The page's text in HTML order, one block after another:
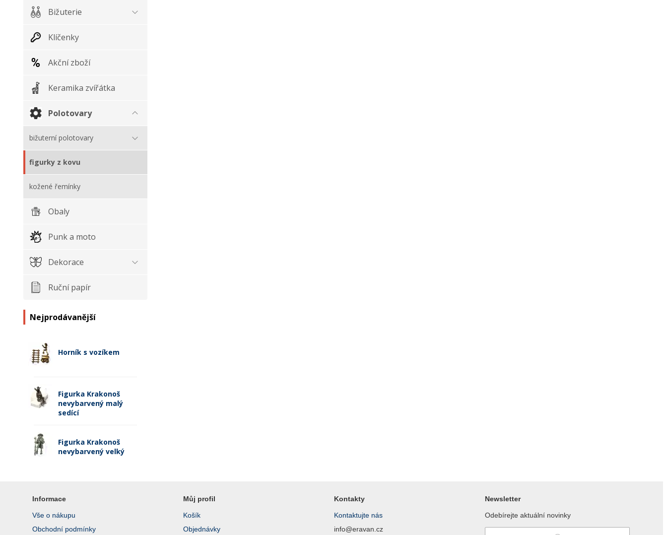
Bižuterie
Klíčenky
Akční zboží
Keramika zvířátka
Polotovary
bižuterní polotovary
figurky z kovu
kožené řemínky
Obaly
Punk a moto
Dekorace
Ruční papír
Nejprodávanější
Horník s vozíkem
Figurka Krakonoš
nevybarvený malý
sedící
Figurka Krakonoš
nevybarvený velký
Informace
Vše o nákupu
Obchodní podmínky
Můj profil
Košík
Objednávky
Kontakty
Kontaktujte nás
info@eravan.cz
Newsletter
Odebírejte aktuální novinky